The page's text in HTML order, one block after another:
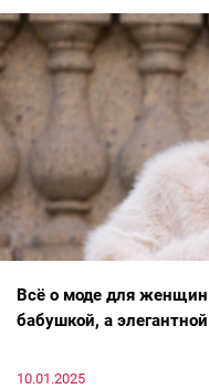
Всё о моде для женщин
бабушкой, а
10.01.2025